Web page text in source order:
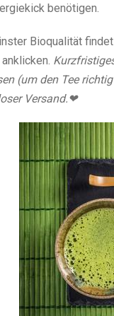
benötigen.
Bioqualität
(um den Tee
Versand.❤